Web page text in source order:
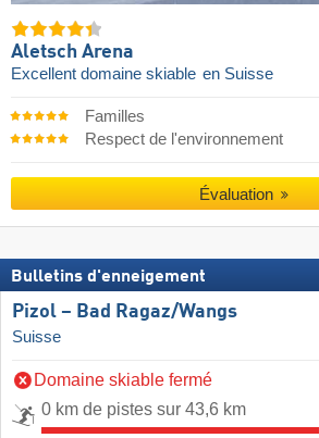
Aletsch Arena
Excellent domaine skiable en Suisse
Familles
Respect de l'environnement
Évaluation
Bulletins d'enneigement
Pizol – Bad Ragaz/​Wangs
Suisse
Domaine skiable fermé
0 km de pistes sur 43,6 km